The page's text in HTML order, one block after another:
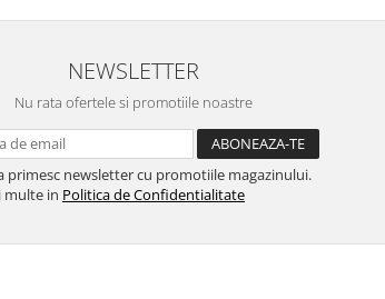
NEWSLETTER
Nu rata ofertele si promotiile noastre
primesc newsletter cu promotiile magazinului.
multe in Politica de Confidentialitate